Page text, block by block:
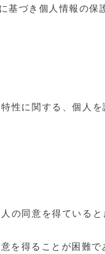
づき個人情報の保
に関する、個人
の同意を得ている
を得ることが困難で